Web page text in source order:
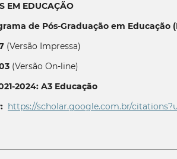
EM EDUCAÇÃO
de Pós-Graduação em Educação
(Versão Impressa)
(Versão On-line)
2024: A3 Educação
https://scholar.google.com.br/